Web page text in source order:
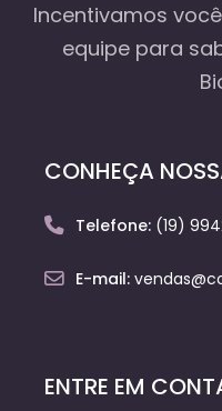
Incentivamos
equipepara
CONHEÇA
Telefone: (19)
E-mail:
ENTRE EM